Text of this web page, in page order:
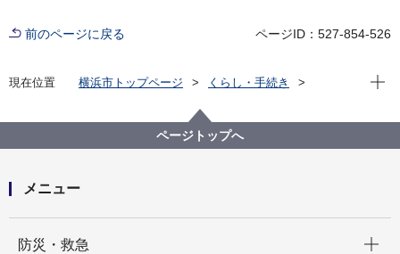
前のページに戻る ページID：527-854-526
現在位置 横浜市トップページ
くらし・手続き
地区計画・建築協定等
青葉区 建築協定一覧
榎が丘Ｂ地区建築協定
現在
ページトップへ
メニュー
防災・救急